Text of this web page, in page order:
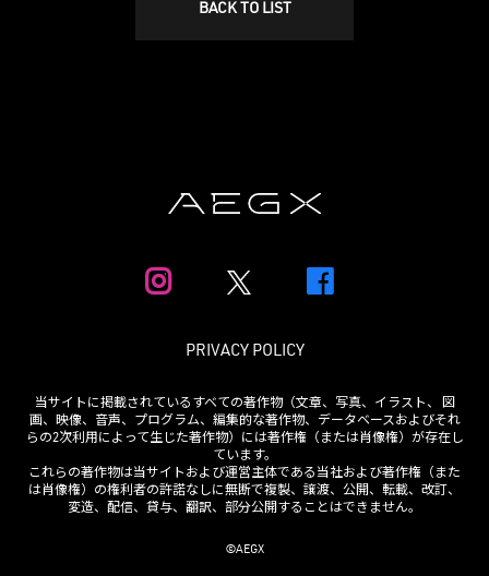
BACK TO LIST
PRIVACY POLICY
当サイトに掲載されているすべての著作物（文章、写真、イラスト、 図
画、映像、音声、プログラム、編集的な著作物、データベースおよびそれ
らの2次利用によって生じた著作物）には著作権（または肖像権）が存在し
ています。
これらの著作物は当サイトおよび運営主体である当社および著作権（また
は肖像権）の権利者の許諾なしに無断で複製、譲渡、公開、転載、改訂、
変造、配信、貸与、翻訳、部分公開することはできません。
©AEGX